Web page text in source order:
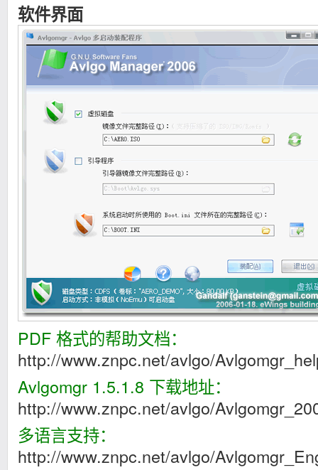
软件界面
PDF 格式的帮助文档：
http://www.znpc.net/avlgo/
Avlgomgr 1.5.1.8 下载地址：
http://www.znpc.net/avlgo/
多语言支持：
http://www.znpc.net/avlgo/